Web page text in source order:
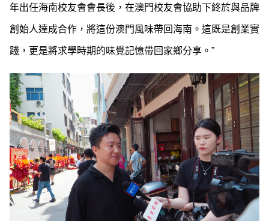
年出任海南校友會會長後，在澳門校友會協助下終於與品牌
創始人達成合作，將這份澳門風味帶回海南。這既是創業實
踐，更是將求學時期的味覺記憶帶回家鄉分享。”